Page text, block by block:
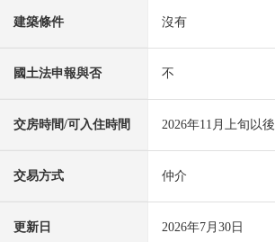
建築條件 沒有
國土法申報與否 不
交房時間/可入住時間 2026年11月上旬以後
交易方式 仲介
更新日 2026年7月30日